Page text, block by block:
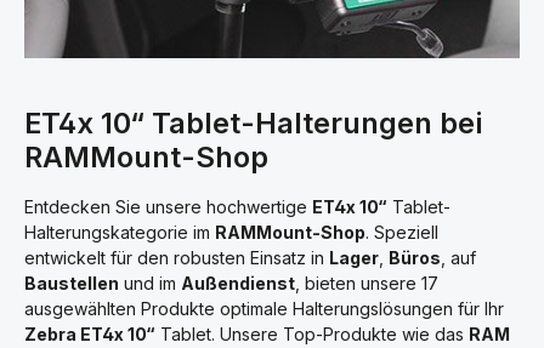
ET4x 10“ Tablet-Halterungen bei
RAMMount-Shop
Entdecken Sie unsere hochwertige ET4x 10“ Tablet-
Halterungskategorie im RAMMount-Shop. Speziell
entwickelt für den robusten Einsatz in Lager Büros , auf
Baustellen und im Außendienst , bieten unsere 17
ausgewählten Produkte optimale Halterungslösungen für Ihr
Zebra ET4x 10“ Tablet. Unsere Top-Produkte wie das RAM